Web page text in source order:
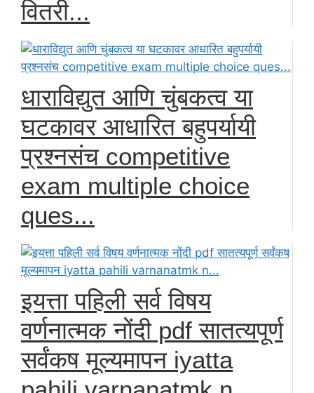
वितरी...
धाराविद्युत आणि चुंबकत्व या
घटकावर आधारित बहुपर्यायी
प्रश्नसंच competitive
exam multiple choice
ques...
इयत्ता पहिली सर्व विषय
वर्णनात्मक नोंदी pdf सातत्यपूर्ण
सर्वंकष मूल्यमापन iyatta